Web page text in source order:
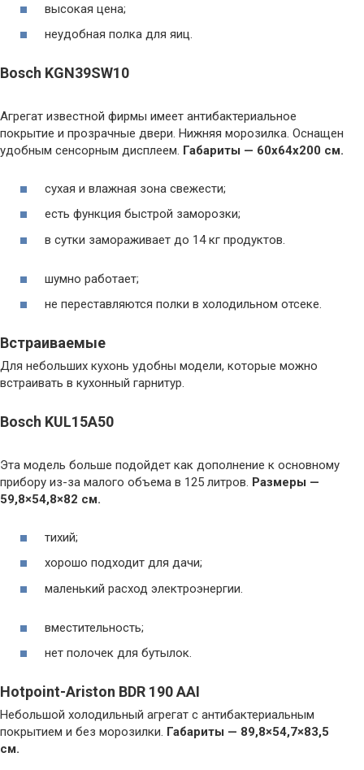
высокая цена;
неудобная полка для яиц.
Bosch KGN39SW10
Агрегат известной фирмы имеет антибактериальное
покрытие и прозрачные двери. Нижняя морозилка. Оснащен
удобным сенсорным дисплеем. Габариты — 60x64x200 см.
сухая и влажная зона свежести;
есть функция быстрой заморозки;
в сутки замораживает до 14 кг продуктов.
шумно работает;
не переставляются полки в холодильном отсеке.
Встраиваемые
Для небольших кухонь удобны модели, которые можно
встраивать в кухонный гарнитур.
Bosch KUL15A50
Эта модель больше подойдет как дополнение к основному
прибору из-за малого объема в 125 литров. Размеры —
59,8×54,8×82 см.
тихий;
хорошо подходит для дачи;
маленький расход электроэнергии.
вместительность;
нет полочек для бутылок.
Hotpoint-Ariston BDR 190 AAI
Небольшой холодильный агрегат с антибактериальным
покрытием и без морозилки. Габариты — 89,8×54,7×83,5
см.